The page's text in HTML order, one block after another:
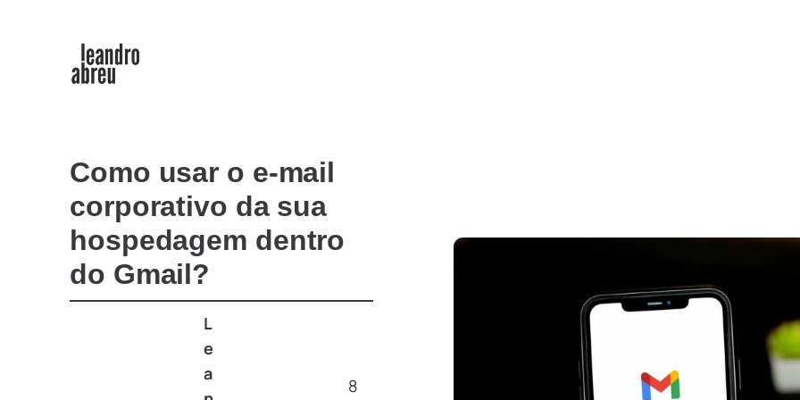
Como usar o e-mail
corporativo da sua
hospedagem dentro
do Gmail?
L
e
a
8